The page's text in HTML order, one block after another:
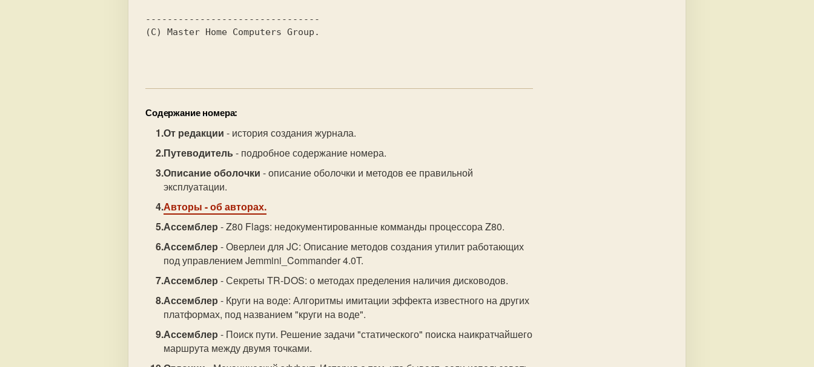
(C) Master Home Computers Group.
Содержание номера:
От редакции - история создания журнала.
Путеводитель - подробное содержание номера.
Описание оболочки - описание оболочки и методов ее правильной
эксплуатации.
Авторы - об авторах.
Ассемблер - Z80 Flags: недокументированные комманды процессора Z80.
Ассемблер - Оверлеи для JC: Описание методов создания утилит работающих
под управлением Jemmini_Commander 4.0T.
Ассемблер - Секреты TR-DOS: о методах пределения наличия дисководов.
Ассемблер - Круги на воде: Алгоритмы имитации эффекта известного на других
платформах, под названием "круги на воде".
Ассемблер - Поиск пути. Решение задачи "статического" поиска наикратчайшего
маршрута между двумя точками.